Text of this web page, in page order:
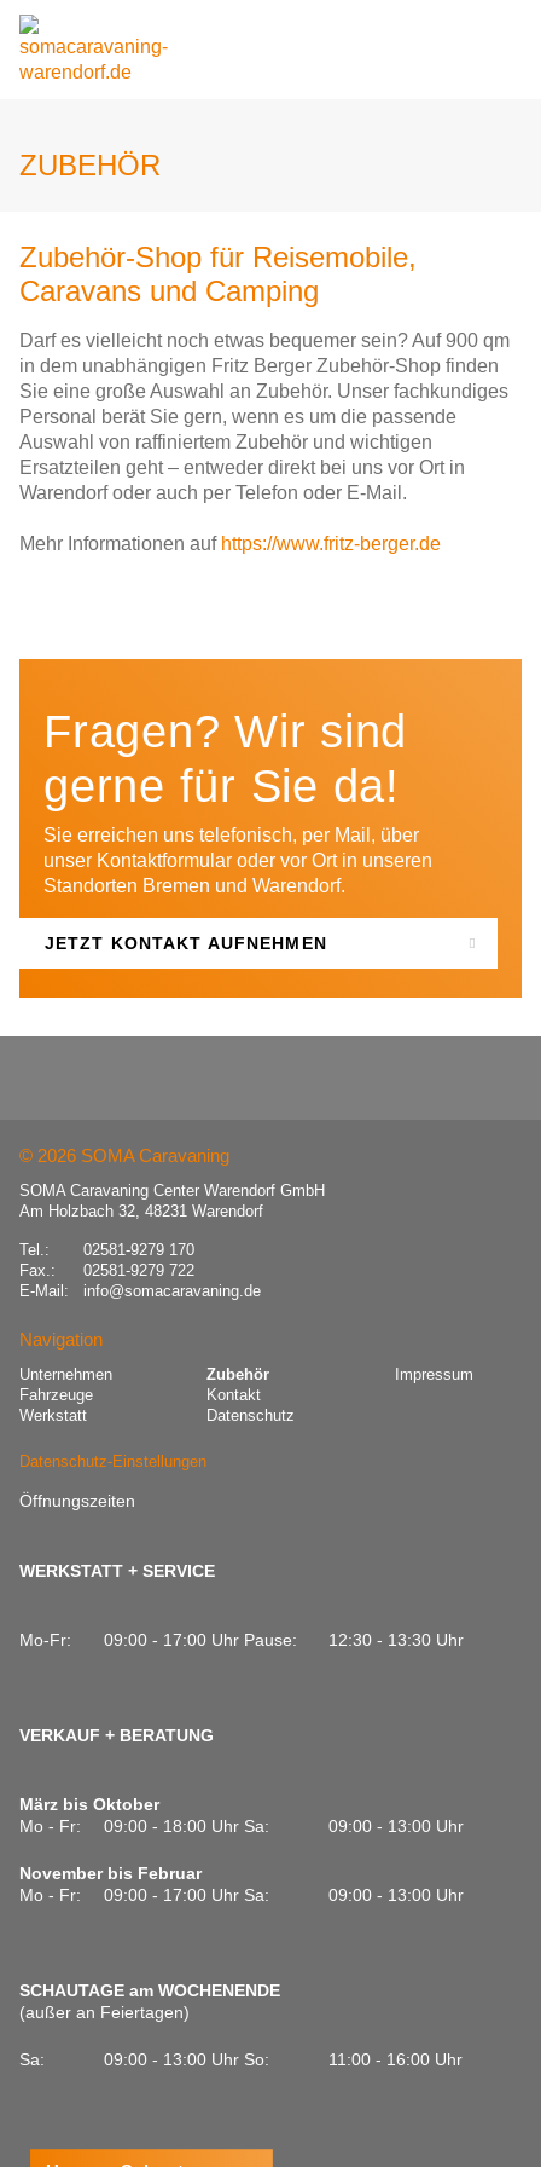
ZUBEHÖR
Zubehör-Shop für Reisemobile,
Caravans und Camping
Darf es vielleicht noch etwas bequemer sein? Auf 900 qm
in dem unabhängigen Fritz Berger Zubehör-Shop finden
Sie eine große Auswahl an Zubehör. Unser fachkundiges
Personal berät Sie gern, wenn es um die passende
Auswahl von raffiniertem Zubehör und wichtigen
Ersatzteilen geht – entweder direkt bei uns vor Ort in
Warendorf oder auch per Telefon oder E-Mail.
Mehr Informationen auf https://www.fritz-berger.de
Fragen? Wir sind
gerne für Sie da!
Sie erreichen uns telefonisch, per Mail, über
unser Kontaktformular oder vor Ort in unseren
Standorten Bremen und Warendorf.
JETZT KONTAKT AUFNEHMEN
© 2026 SOMA Caravaning
SOMA Caravaning Center Warendorf GmbH
Am Holzbach 32, 48231 Warendorf
Tel.:
02581-9279 170
Fax.:
02581-9279 722
E-Mail:
info@somacaravaning.de
Navigation
Navigation
überspringen
Unternehmen
Fahrzeuge
Werkstatt
Zubehör
Kontakt
Datenschutz
Impressum
Datenschutz-Einstellungen
Öffnungszeiten
WERKSTATT + SERVICE
Mo-Fr: 09:00 - 17:00 Uhr Pause: 12:30 - 13:30 Uhr
VERKAUF + BERATUNG
März bis Oktober
Mo - Fr:
09:00 - 18:00 Uhr Sa: 09:00 - 13:00 Uhr
November bis Februar
Mo - Fr:
09:00 - 17:00 Uhr Sa: 09:00 - 13:00 Uhr
SCHAUTAGE am WOCHENENDE
(außer an Feiertagen)
Sa: 09:00 - 13:00 Uhr So: 11:00 - 16:00 Uhr